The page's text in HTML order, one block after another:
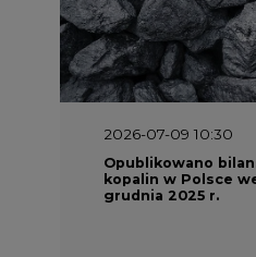
2026-07-09 10:30
Opublikowano
kopalin w Polsce
grudnia 2025 r.